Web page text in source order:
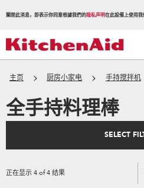
關閉此消息，即表示你同意根據我們的隐私声明在此設備上使用我
主页 厨房小家电 手持搅拌机
全手持料理棒
SELECT
正在显示 4 of4 结果
ofthe